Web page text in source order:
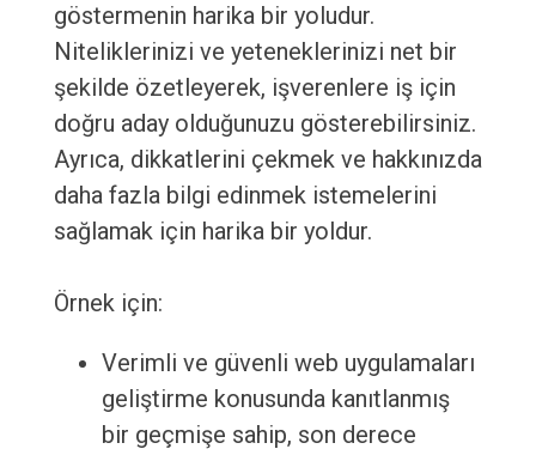
göstermenin harika bir yoludur.
Niteliklerinizi ve yeteneklerinizi net bir
şekilde özetleyerek, işverenlere iş için
doğru aday olduğunuzu gösterebilirsiniz.
Ayrıca, dikkatlerini çekmek ve hakkınızda
daha fazla bilgi edinmek istemelerini
sağlamak için harika bir yoldur.
Örnek için:
Verimli ve güvenli web uygulamaları
geliştirme konusunda kanıtlanmış
bir geçmişe sahip, son derece